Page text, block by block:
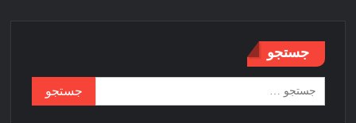
آینده
جستجو
برای: